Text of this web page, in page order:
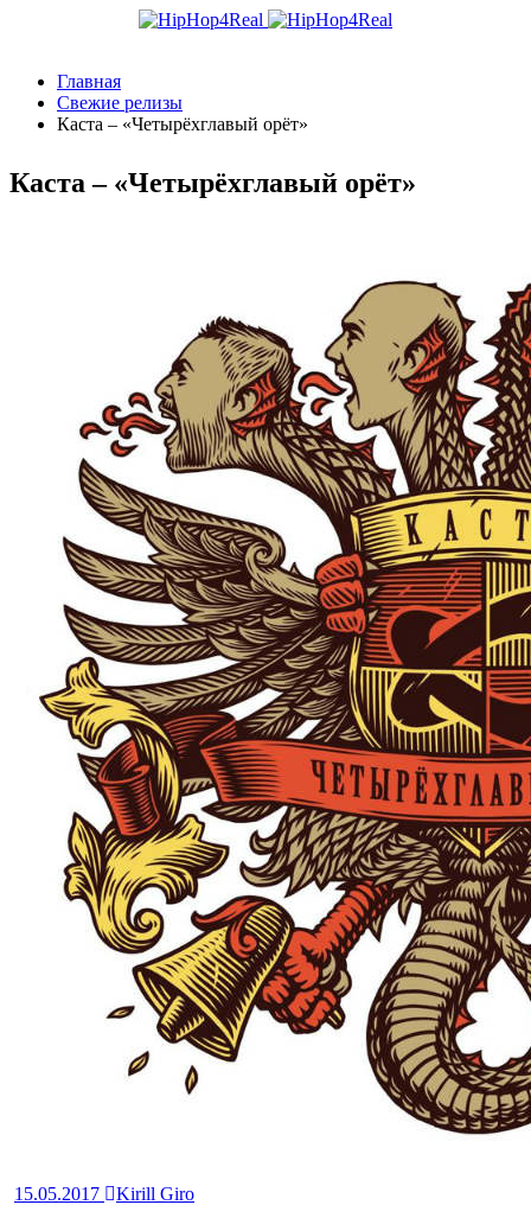
Главная
Свежие релизы
Каста – «Четырёхглавый орёт»
Каста – «Четырёхглавый орёт»
15.05.2017
Kirill Giro